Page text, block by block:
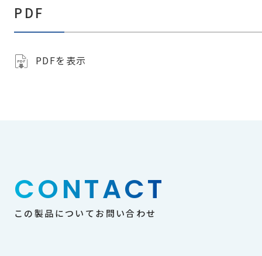
PDF
PDFを表示
CONTACT
この製品についてお問い合わせ